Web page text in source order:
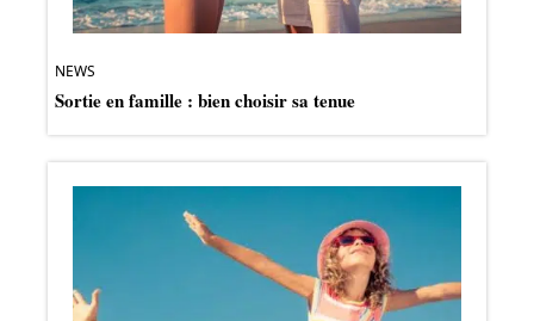
NEWS
Sortie en famille : bien choisir sa tenue